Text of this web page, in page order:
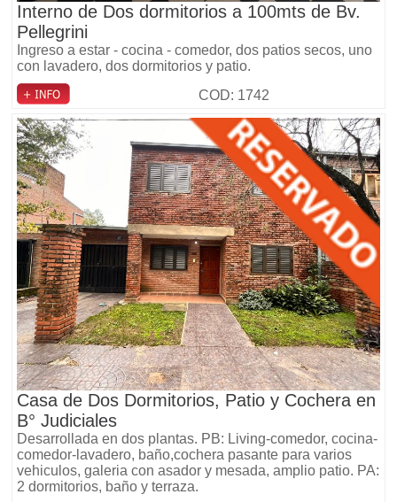
Interno de Dos dormitorios a 100mts de Bv.
Pellegrini
Ingreso a estar - cocina - comedor, dos patios secos, uno
con lavadero, dos dormitorios y patio.
COD: 1742
Casa de Dos Dormitorios, Patio y Cochera en
B° Judiciales
Desarrollada en dos plantas. PB: Living-comedor, cocina-
comedor-lavadero, baño,cochera pasante para varios
vehiculos, galeria con asador y mesada, amplio patio. PA:
2 dormitorios, baño y terraza.